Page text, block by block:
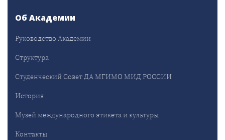
Об Академии
Руководство Академии
Структура
Студенческий Совет ДА МГИМО МИД РОССИИ
История
Музей международного этикета и культуры
Контакты